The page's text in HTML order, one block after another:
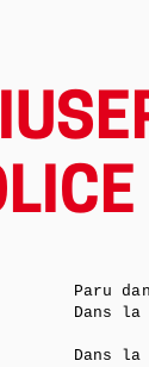
Paru
Dans
Dans